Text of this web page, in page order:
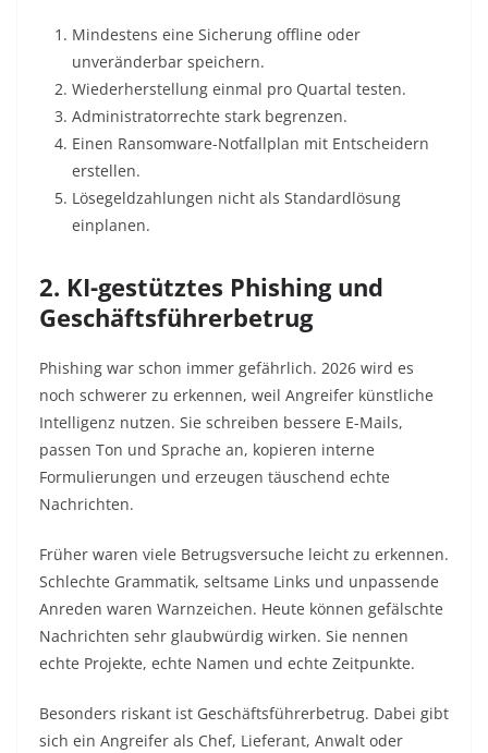
Mindestens eine Sicherung offline oder
unveränderbar speichern.
Wiederherstellung einmal pro Quartal testen.
Administratorrechte stark begrenzen.
Einen Ransomware-Notfallplan mit Entscheidern
erstellen.
Lösegeldzahlungen nicht als Standardlösung
einplanen.
2. KI-gestütztes Phishing und
Geschäftsführerbetrug
Phishing war schon immer gefährlich. 2026 wird es
noch schwerer zu erkennen, weil Angreifer künstliche
Intelligenz nutzen. Sie schreiben bessere E-Mails,
passen Ton und Sprache an, kopieren interne
Formulierungen und erzeugen täuschend echte
Nachrichten.
Früher waren viele Betrugsversuche leicht zu erkennen.
Schlechte Grammatik, seltsame Links und unpassende
Anreden waren Warnzeichen. Heute können gefälschte
Nachrichten sehr glaubwürdig wirken. Sie nennen
echte Projekte, echte Namen und echte Zeitpunkte.
Besonders riskant ist Geschäftsführerbetrug. Dabei gibt
sich ein Angreifer als Chef, Lieferant, Anwalt oder